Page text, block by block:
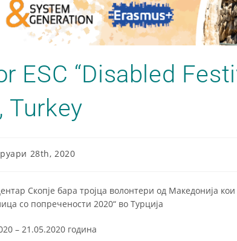
ESC “Disabled
Turkey
28th, 2020
Скопје бара тројца волонтери од Македонија
со попречености 2020“ во Турција
– 21.05.2020 година